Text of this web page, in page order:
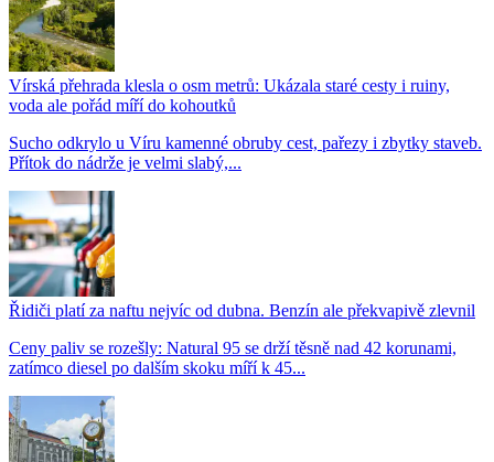
Vírská přehrada klesla o osm metrů: Ukázala staré cesty i ruiny,
voda ale pořád míří do kohoutků
Sucho odkrylo u Víru kamenné obruby cest, pařezy i zbytky staveb.
Přítok do nádrže je velmi slabý,...
Řidiči platí za naftu nejvíc od dubna. Benzín ale překvapivě zlevnil
Ceny paliv se rozešly: Natural 95 se drží těsně nad 42 korunami,
zatímco diesel po dalším skoku míří k 45...